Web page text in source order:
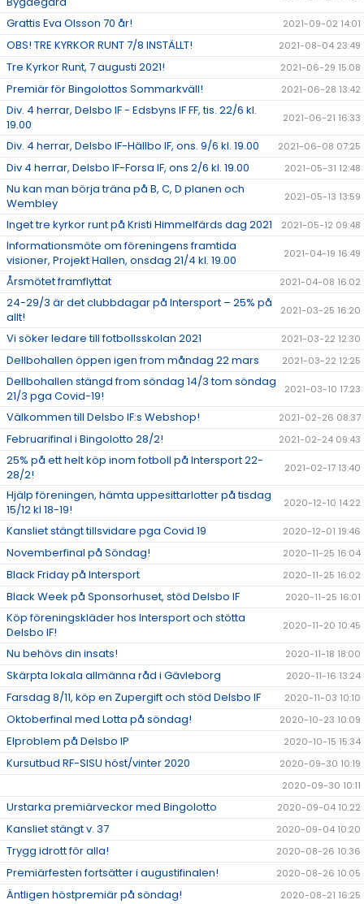
Grattis Eva Olsson 70 år! 2021-09-02 14:01
OBS! TRE KYRKOR RUNT 7/8 INSTÄLLT! 2021-08-04 23:49
Tre Kyrkor Runt, 7 augusti 2021! 2021-06-29 15:08
Premiär för Bingolottos Sommarkväll! 2021-06-28 13:42
Div. 4 herrar, Delsbo IF - Edsbyns IF FF, tis. 22/6 kl.
19.00
2021-06-21 16:33
Div. 4 herrar, Delsbo IF-Hällbo IF, ons. 9/6 kl. 19.00 2021-06-08 07:25
Div 4 herrar, Delsbo IF-Forsa IF, ons 2/6 kl. 19.00 2021-05-31 12:48
Nu kan man börja träna på B, C, D planen och
Wembley
2021-05-13 13:59
Inget tre kyrkor runt på Kristi Himmelfärds dag 2021 2021-05-12 09:48
Informationsmöte om föreningens framtida
visioner, Projekt Hallen, onsdag 21/4 kl. 19.00
2021-04-19 16:49
Årsmötet framflyttat 2021-04-08 16:02
24-29/3 är det clubbdagar på Intersport – 25% på
allt!
2021-03-25 16:20
Vi söker ledare till fotbollsskolan 2021 2021-03-22 12:30
Dellbohallen öppen igen from måndag 22 mars 2021-03-22 12:25
Dellbohallen stängd from söndag 14/3 tom söndag
21/3 pga Covid-19!
2021-03-10 17:23
Välkommen till Delsbo IF:s Webshop! 2021-02-26 08:37
Februarifinal i Bingolotto 28/2! 2021-02-24 09:43
25% på ett helt köp inom fotboll på Intersport 22-
28/2!
2021-02-17 13:40
Hjälp föreningen, hämta uppesittarlotter på tisdag
15/12 kl 18-19!
2020-12-10 14:22
Kansliet stängt tillsvidare pga Covid 19 2020-12-01 19:46
Novemberfinal på Söndag! 2020-11-25 16:04
Black Friday på Intersport 2020-11-25 16:02
Black Week på Sponsorhuset, stöd Delsbo IF 2020-11-25 16:01
Köp föreningskläder hos Intersport och stötta
Delsbo IF!
2020-11-20 10:45
Nu behövs din insats! 2020-11-18 18:00
Skärpta lokala allmänna råd i Gävleborg 2020-11-16 13:24
Farsdag 8/11, köp en Zupergift och stöd Delsbo IF 2020-11-03 10:10
Oktoberfinal med Lotta på söndag! 2020-10-23 10:09
Elproblem på Delsbo IP 2020-10-15 15:34
Kursutbud RF-SISU höst/vinter 2020
2020-09-30 10:19
2020-09-30 10:11
Urstarka premiärveckor med Bingolotto 2020-09-04 10:22
Kansliet stängt v. 37 2020-09-04 10:20
Trygg idrott för alla! 2020-08-26 10:36
Premiärfesten fortsätter i augustifinalen! 2020-08-26 10:05
Äntligen höstpremiär på söndag! 2020-08-21 16:25